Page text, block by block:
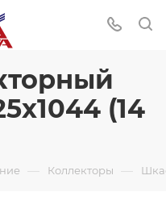
(14
— Коллекторы —